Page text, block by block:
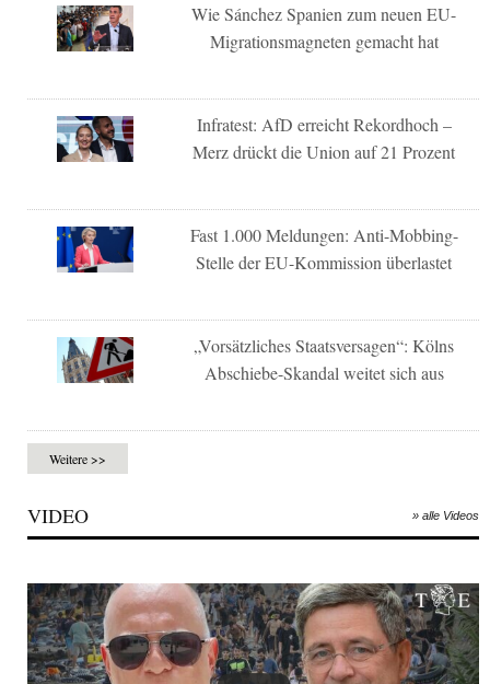
Wie Sánchez Spanien zum neuen EU-
Migrationsmagneten gemacht hat
Infratest: AfD erreicht Rekordhoch –
Merz drückt die Union auf 21 Prozent
Fast 1.000 Meldungen: Anti-Mobbing-
Stelle der EU-Kommission überlastet
„Vorsätzliches Staatsversagen“: Kölns
Abschiebe-Skandal weitet sich aus
Weitere >>
VIDEO » alle Videos